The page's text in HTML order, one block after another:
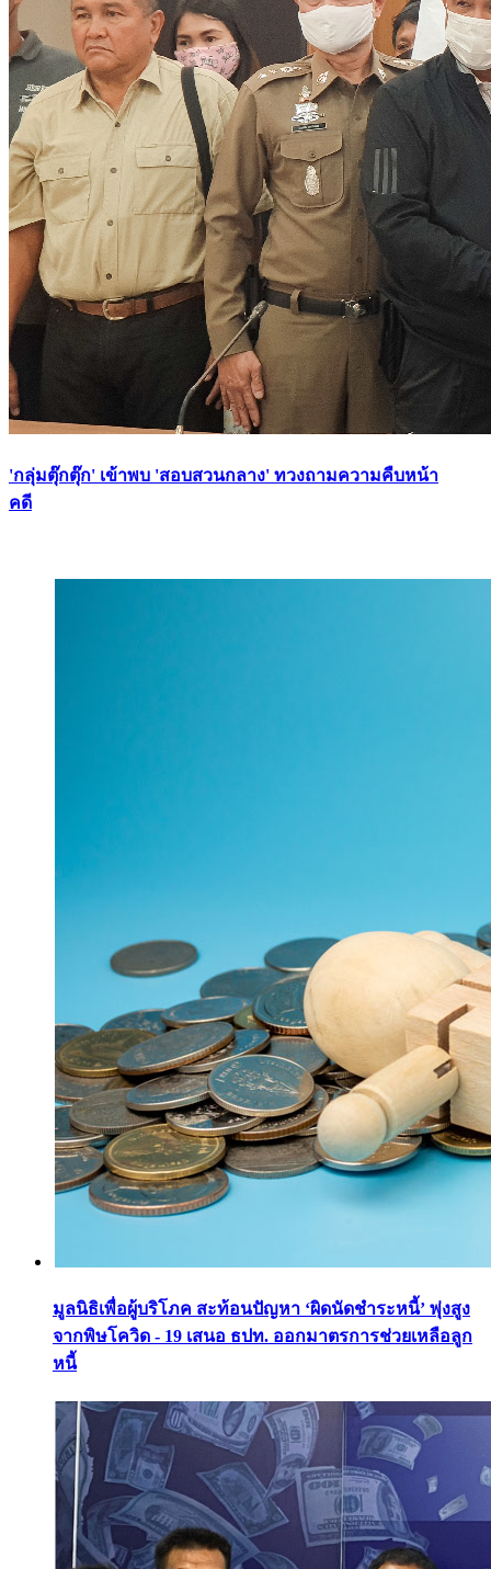
'กลุ่มตุ๊กตุ๊ก' เข้าพบ 'สอบสวนกลาง' ทวงถามความคืบหน้า
คดี
มูลนิธิเพื่อผู้บริโภค สะท้อนปัญหา ‘ผิดนัดชำระหนี้’ พุ่งสูง
จากพิษโควิด - 19 เสนอ ธปท. ออกมาตรการช่วยเหลือลูก
หนี้